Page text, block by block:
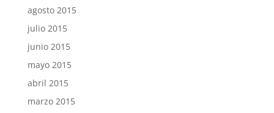
agosto 2015
julio 2015
junio 2015
mayo 2015
abril 2015
marzo 2015